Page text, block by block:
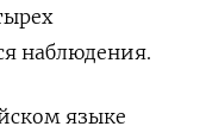
наблюдения.
языке